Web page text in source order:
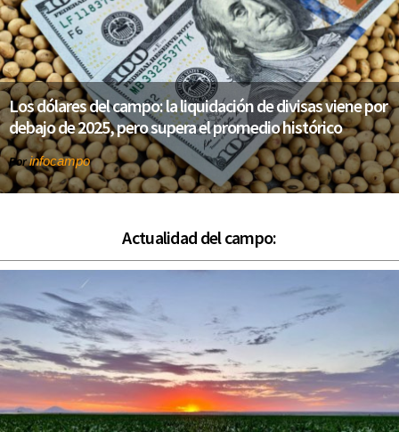
Los dólares del campo: la liquidación de divisas viene por
debajo de 2025, pero supera el promedio histórico
Porinfocampo
Actualidad del campo: